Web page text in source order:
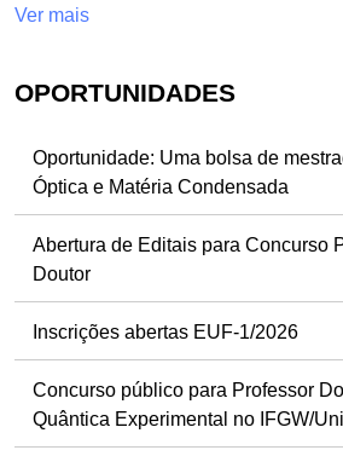
Ver mais
OPORTUNIDADES
Oportunidade: Uma bolsa de
Óptica e Matéria Condensada
Abertura de Editais para Concurso
Doutor
Inscrições abertas EUF-1/2026
Concurso público para Professor
Quântica Experimental no IFGW/